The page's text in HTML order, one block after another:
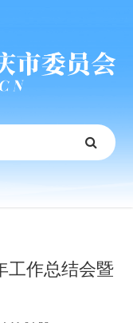
工作总结会暨